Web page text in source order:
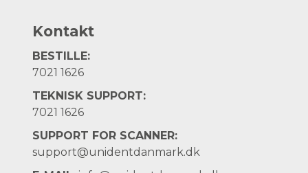
Kontakt
BESTILLE:
7021 1626
TEKNISK SUPPORT:
7021 1626
SUPPORT FOR SCANNER:
support@unidentdanmark.dk